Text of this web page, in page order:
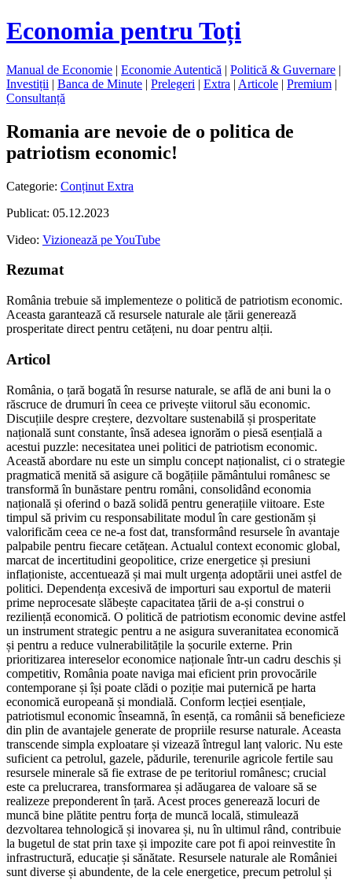
Economia pentru Toți
Manual de Economie | Economie Autentică | Politică & Guvernare |
Investiții | Banca de Minute | Prelegeri | Extra | Articole | Premium |
Consultanță
Romania are nevoie de o politica de
patriotism economic!
Categorie: Conținut Extra
Publicat: 05.12.2023
Video: Vizionează pe YouTube
Rezumat
România trebuie să implementeze o politică de patriotism economic.
Aceasta garantează că resursele naturale ale țării generează
prosperitate direct pentru cetățeni, nu doar pentru alții.
Articol
România, o țară bogată în resurse naturale, se află de ani buni la o
răscruce de drumuri în ceea ce privește viitorul său economic.
Discuțiile despre creștere, dezvoltare sustenabilă și prosperitate
națională sunt constante, însă adesea ignorăm o piesă esențială a
acestui puzzle: necesitatea unei politici de patriotism economic.
Această abordare nu este un simplu concept naționalist, ci o strategie
pragmatică menită să asigure că bogățiile pământului românesc se
transformă în bunăstare pentru români, consolidând economia
națională și oferind o bază solidă pentru generațiile viitoare. Este
timpul să privim cu responsabilitate modul în care gestionăm și
valorificăm ceea ce ne-a fost dat, transformând resursele în avantaje
palpabile pentru fiecare cetățean. Actualul context economic global,
marcat de incertitudini geopolitice, crize energetice și presiuni
inflaționiste, accentuează și mai mult urgența adoptării unei astfel de
politici. Dependența excesivă de importuri sau exportul de materii
prime neprocesate slăbește capacitatea țării de a-și construi o
reziliență economică. O politică de patriotism economic devine astfel
un instrument strategic pentru a ne asigura suveranitatea economică
și pentru a reduce vulnerabilitățile la șocurile externe. Prin
prioritizarea intereselor economice naționale într-un cadru deschis și
competitiv, România poate naviga mai eficient prin provocările
contemporane și își poate clădi o poziție mai puternică pe harta
economică europeană și mondială. Conform lecției esențiale,
patriotismul economic înseamnă, în esență, ca românii să beneficieze
din plin de avantajele generate de propriile resurse naturale. Aceasta
transcende simpla exploatare și vizează întregul lanț valoric. Nu este
suficient ca petrolul, gazele, pădurile, terenurile agricole fertile sau
resursele minerale să fie extrase de pe teritoriul românesc; crucial
este ca prelucrarea, transformarea și adăugarea de valoare să se
realizeze preponderent în țară. Acest proces generează locuri de
muncă bine plătite pentru forța de muncă locală, stimulează
dezvoltarea tehnologică și inovarea și, nu în ultimul rând, contribuie
la bugetul de stat prin taxe și impozite care pot fi apoi reinvestite în
infrastructură, educație și sănătate. Resursele naturale ale României
sunt diverse și abundente, de la cele energetice, precum petrolul și